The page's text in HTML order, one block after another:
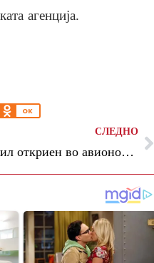
агенција.
OK
СЛЕДНО
Непријавен патник бил откриен во авионот од Њујорк за Париз